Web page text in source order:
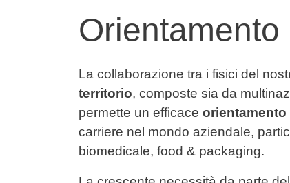
Contenuto
La collaborazione tra i fisici del
territorio, composte sia da
permette un efficace
carriere nel mondo aziendale,
biomedicale, food & packaging.